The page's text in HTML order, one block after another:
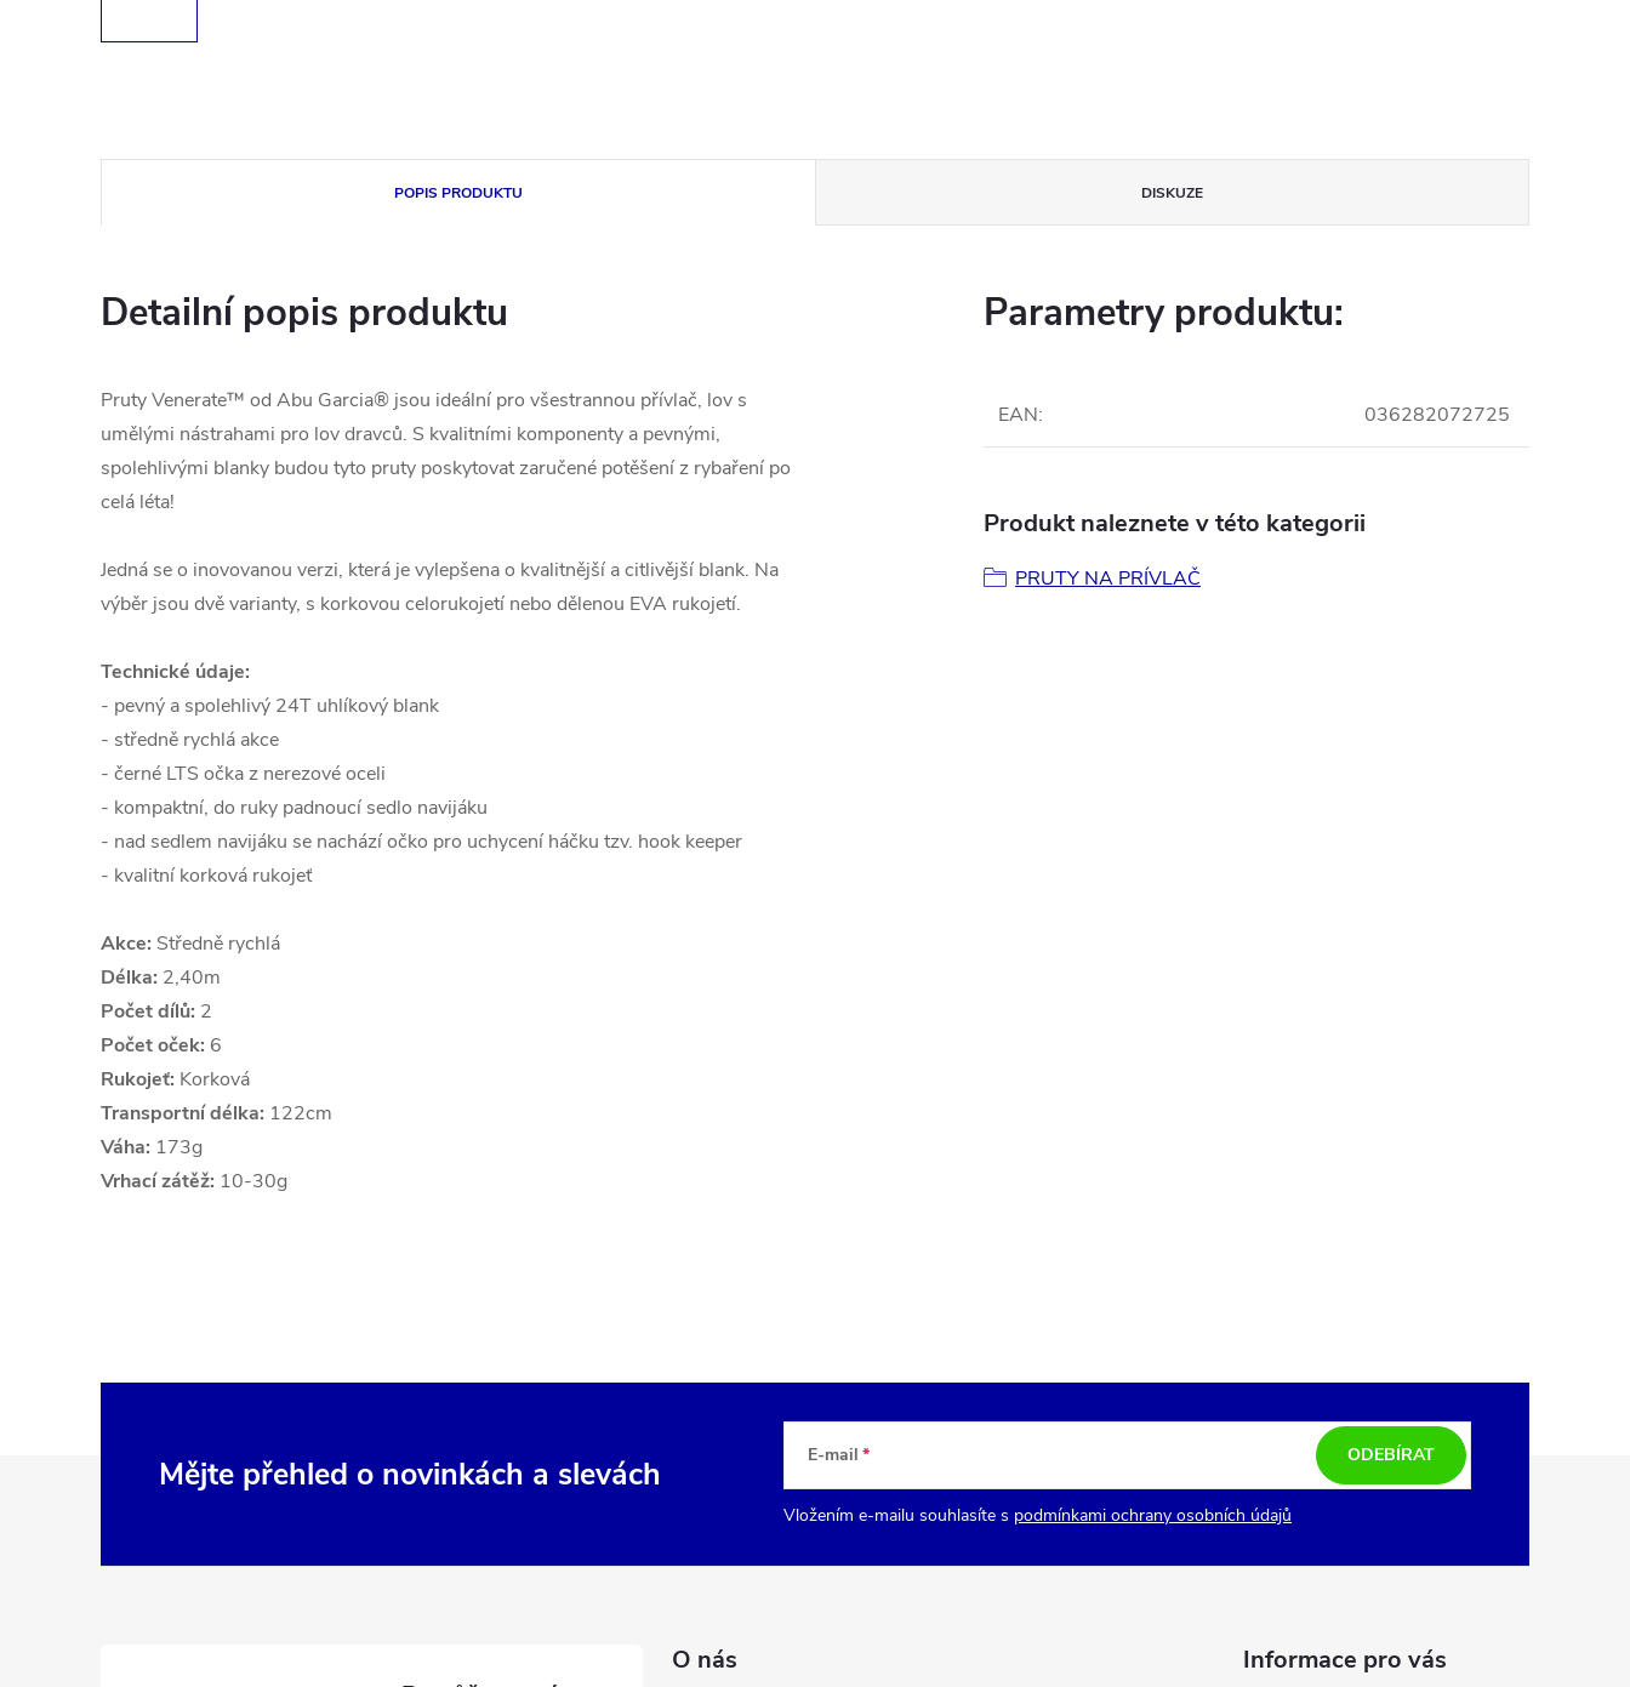
POPIS PRODUKTU DISKUZE
Detailní popis produktu
Pruty Venerate™ od Abu Garcia® jsou ideální pro všestrannou přívlač, lov s
umělými nástrahami pro lov dravců. S kvalitními komponenty a pevnými,
spolehlivými blanky budou tyto pruty poskytovat zaručené potěšení z rybaření po
celá léta!
Jedná se o inovovanou verzi, která je vylepšena o kvalitnější a citlivější blank. Na
výběr jsou dvě varianty, s korkovou celorukojetí nebo dělenou EVA rukojetí.
Technické údaje:
- pevný a spolehlivý 24T uhlíkový blank
- středně rychlá akce
- černé LTS očka z nerezové oceli
- kompaktní, do ruky padnoucí sedlo navijáku
- nad sedlem navijáku se nachází očko pro uchycení háčku tzv. hook keeper
- kvalitní korková rukojeť
Akce: Středně rychlá
Délka: 2,40m
Počet dílů: 2
Počet oček: 6
Rukojeť: Korková
Transportní délka: 122cm
Váha: 173g
Vrhací zátěž: 10-30g
Parametry produktu:
EAN: 036282072725
Produkt naleznete v této kategorii
PRUTY NA PRÍVLAČ
Mějte přehled o novinkách a slevách E-mail
Vložením e-mailu souhlasíte s podmínkami ochrany osobních údajů
ODEBÍRAT
O nás Informace pro vás